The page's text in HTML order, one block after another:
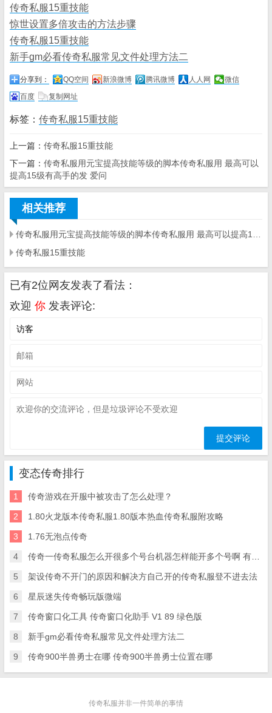
传奇私服15重技能
惊世设置多倍攻击的方法步骤
传奇私服15重技能
新手gm必看传奇私服常见文件处理方法二
分享到： QQ空间 新浪微博 腾讯微博 人人网
微信
百度
复制网址
标签： 传奇私服15重技能
上一篇： 传奇私服15重技能
下一篇： 传奇私服用元宝提高技能等级的脚本传奇私服用 最高可以
提高15级有高手的发 爱问
相关推荐
传奇私服15重技能
已有2位网友发表了看法：
欢迎 你 发表评论:
变态传奇排行
1 传奇游戏在开服中被攻击了怎么处理？
2 1.80火龙版本传奇私服1.80版本热血传奇私服附攻略
3 1.76无泡点传奇
4 传奇一传奇私服怎么开很多个号台机器怎样能开多个号啊 有办法多开吗
5 架设传奇不开门的原因和解决方自己开的传奇私服登不进去法
6 星辰迷失传奇畅玩版微端
7 传奇窗口化工具 传奇窗口化助手 V1 89 绿色版
8 新手gm必看传奇私服常见文件处理方法二
9 传奇900半兽勇士在哪 传奇900半兽勇士位置在哪
传奇私服并非一件简单的事情